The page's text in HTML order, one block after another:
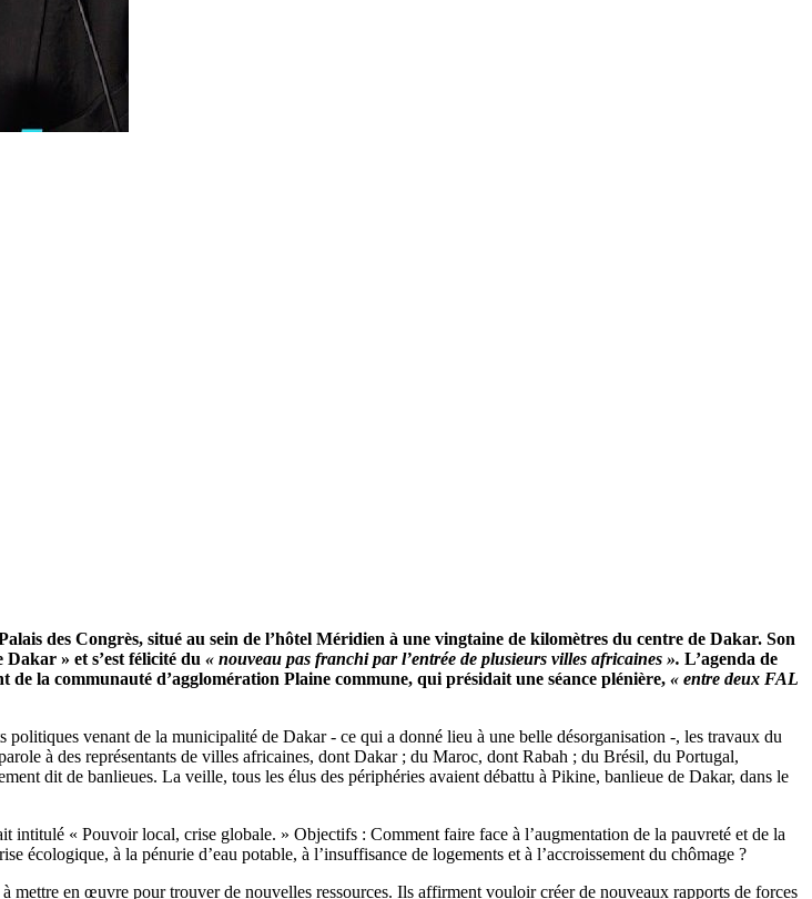
des Congrès, situé au sein de l’hôtel Méridien à une vingtaine de kilomètres du centre de Dakar. Son
» et s’est félicité du « nouveau pas franchi par l’entrée de plusieurs villes africaines ». L’agenda de
la communauté d’agglomération Plaine commune, qui présidait une séance plénière, « entre deux FAL
politiques venant de la municipalité de Dakar - ce qui a donné lieu à une belle désorganisation -, les travaux du
à des représentants de villes africaines, dont Dakar ; du Maroc, dont Rabah ; du Brésil, du Portugal,
dit de banlieues. La veille, tous les élus des périphéries avaient débattu à Pikine, banlieue de Dakar, dans le
« Pouvoir local, crise globale. » Objectifs : Comment faire face à l’augmentation de la pauvreté et de la
écologique, à la pénurie d’eau potable, à l’insuffisance de logements et à l’accroissement du chômage ?
mettre en œuvre pour trouver de nouvelles ressources. Ils affirment vouloir créer de nouveaux rapports de forces